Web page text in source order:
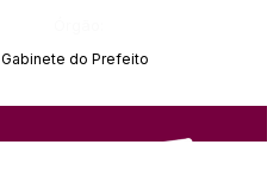
Gabinete do Prefeito